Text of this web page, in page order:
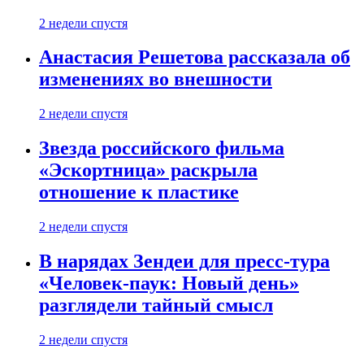
2 недели спустя
Анастасия Решетова рассказала об
изменениях во внешности
2 недели спустя
Звезда российского фильма
«Эскортница» раскрыла
отношение к пластике
2 недели спустя
В нарядах Зендеи для пресс-тура
«Человек-паук: Новый день»
разглядели тайный смысл
2 недели спустя